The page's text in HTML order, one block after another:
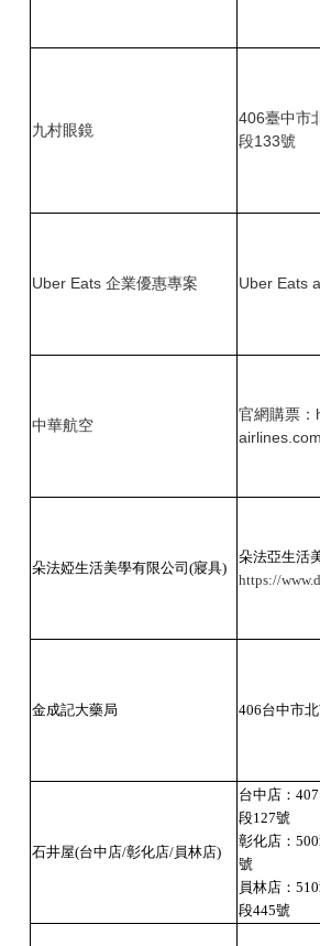
九村眼鏡
406臺中市
段133號
Uber Eats 企業優惠專案 Uber Eats
中華航空
官網購票：
朵法婭生活美學有限公司(寢具)
朵法亞生活
https://
金成記大藥局 406台中市
石井屋(台中店/彰化店/員林店)
台中店：
段127號
彰化店：
號
員林店：
段445號